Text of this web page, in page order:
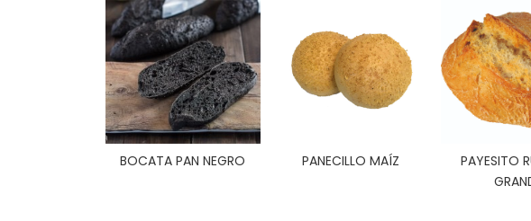
BOCATA PAN NEGRO PANECILLO MAÍZ
PAYESITO